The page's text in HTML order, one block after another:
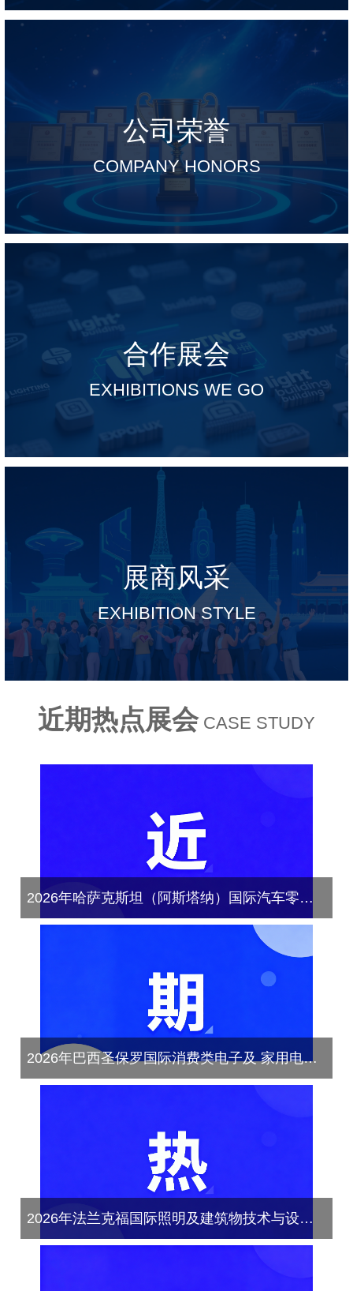
公司荣誉
COMPANY HONORS
合作展会
EXHIBITIONS WE GO
展商风采
EXHIBITION STYLE
近期热点展会CASE STUDY
2026年哈萨克斯坦（阿斯塔纳）国际汽车零配件及售后服务展览会
2026年巴西圣保罗国际消费类电子及 家用电器产品展览会（Eletrolar Show 2025）
2026年法兰克福国际照明及建筑物技术与设备展览会